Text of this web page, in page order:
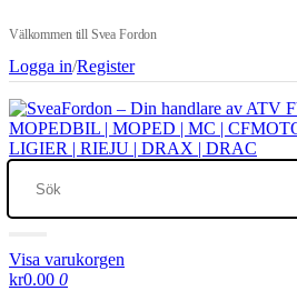
Välkommen till Svea Fordon
Logga in/Register
Visa varukorgen
kr0.00 0